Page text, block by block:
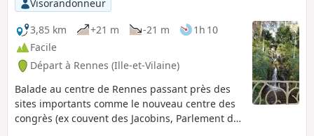
Visorandonneur
3,85 km
+21 m -21 m
1h 10
Facile
Départ à Rennes (Ille-et-Vilaine)
Balade au centre de Rennes passant près des
sites importants comme le nouveau centre des
congrès (ex couvent des Jacobins, Parlement de